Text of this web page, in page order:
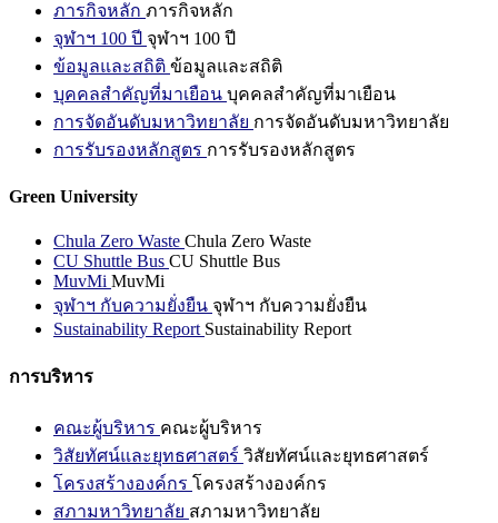
ภารกิจหลัก ภารกิจหลัก
จุฬาฯ 100 ปี จุฬาฯ 100 ปี
ข้อมูลและสถิติ ข้อมูลและสถิติ
บุคคลสำคัญที่มาเยือน บุคคลสำคัญที่มาเยือน
การจัดอันดับมหาวิทยาลัย การจัดอันดับมหาวิทยาลัย
การรับรองหลักสูตร การรับรองหลักสูตร
Green University
Chula Zero Waste Chula Zero Waste
CU Shuttle Bus CU Shuttle Bus
MuvMi MuvMi
จุฬาฯ กับความยั่งยืน จุฬาฯ กับความยั่งยืน
Sustainability Report Sustainability Report
การบริหาร
คณะผู้บริหาร คณะผู้บริหาร
วิสัยทัศน์และยุทธศาสตร์ วิสัยทัศน์และยุทธศาสตร์
โครงสร้างองค์กร โครงสร้างองค์กร
สภามหาวิทยาลัย สภามหาวิทยาลัย